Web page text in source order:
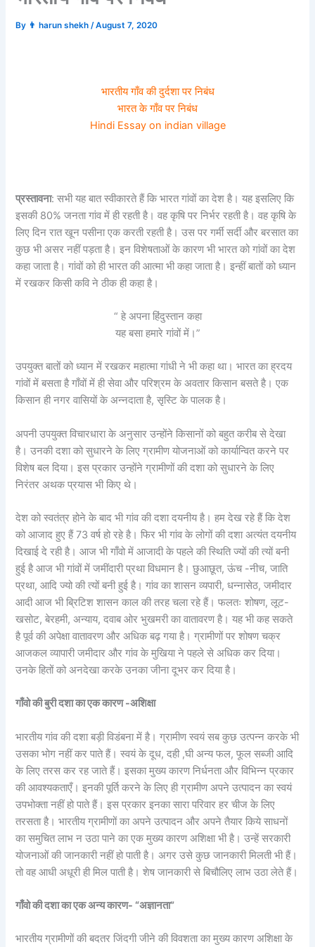
By 👨 harun shekh/August 7, 2020
भारतीय गाँव की दुर्दशा पर निबंध
भारत के गाँव पर निबंध
Hindi Essay on indian village
प्रस्तावना: सभी यह बात स्वीकारते हैं कि भारत गांवों का देश है। यह इसलिए कि
इसकी 80% जनता गांव में ही रहती है। वह कृषि पर निर्भर रहती है। वह कृषि के
लिए दिन रात खून पसीना एक करती रहती है। उस पर गर्मी सर्दी और बरसात का
कुछ भी असर नहीं पड़ता है। इन विशेषताओं के कारण भी भारत को गांवों का देश
कहा जाता है। गांवों को ही भारत की आत्मा भी कहा जाता है। इन्हीं बातों को ध्यान
में रखकर किसी कवि ने ठीक ही कहा है।
“ हे अपना हिंदुस्तान कहा
यह बसा हमारे गांवों में।”
उपयुक्त बातों को ध्यान में रखकर महात्मा गांधी ने भी कहा था। भारत का ह्रदय
गांवों में बसता है गाँवों में ही सेवा और परिश्रम के अवतार किसान बसते है। एक
किसान ही नगर वासियों के अन्नदाता है, सृस्टि के पालक है।
अपनी उपयुक्त विचारधारा के अनुसार उन्होंने किसानों को बहुत करीब से देखा
है। उनकी दशा को सुधारने के लिए ग्रामीण योजनाओं को कार्यान्वित करने पर
विशेष बल दिया। इस प्रकार उन्होंने ग्रामीणों की दशा को सुधारने के लिए
निरंतर अथक प्रयास भी किए थे।
देश को स्वतंत्र होने के बाद भी गांव की दशा दयनीय है। हम देख रहे हैं कि देश
को आजाद हुए हैं 73 वर्ष हो रहे है। फिर भी गांव के लोगों की दशा अत्यंत दयनीय
दिखाई दे रही है। आज भी गाँवो में आजादी के पहले की स्थिति ज्यों की त्यों बनी
हुई है आज भी गांवों में जमींदारी प्रथा विधमान है। छुआछूत, ऊंच -नीच, जाति
प्रथा, आदि ज्यो की त्यों बनी हुई है। गांव का शासन व्यपारी, धन्नासेठ, जमीदार
आदी आज भी ब्रिटिश शासन काल की तरह चला रहे हैं। फलतः शोषण, लूट-
खसोट, बेरहमी, अन्याय, दवाब ओर भुखमरी का वातावरण है। यह भी कह सकते
है पूर्व की अपेक्षा वातावरण और अधिक बढ़ गया है। ग्रामीणों पर शोषण चक्र
आजकल व्यापारी जमीदार और गांव के मुखिया ने पहले से अधिक कर दिया।
उनके हितों को अनदेखा करके उनका जीना दूभर कर दिया है।
गाँवो की बुरी दशा का एक कारण -अशिक्षा
भारतीय गांव की दशा बड़ी विडंबना में है। ग्रामीण स्वयं सब कुछ उत्पन्न करके भी
उसका भोग नहीं कर पाते हैं। स्वयं के दूध, दही ,घी अन्य फल, फूल सब्जी आदि
के लिए तरस कर रह जाते हैं। इसका मुख्य कारण निर्धनता और विभिन्न प्रकार
की आवश्यकताएँ। इनकी पूर्ति करने के लिए ही ग्रामीण अपने उत्पादन का स्वयं
उपभोक्ता नहीं हो पाते हैं। इस प्रकार इनका सारा परिवार हर चीज के लिए
तरसता है। भारतीय ग्रामीणों का अपने उत्पादन और अपने तैयार किये साधनों
का समुचित लाभ न उठा पाने का एक मुख्य कारण अशिक्षा भी है। उन्हें सरकारी
योजनाओं की जानकारी नहीं हो पाती है। अगर उसे कुछ जानकारी मिलती भी हैं।
तो वह आधी अधूरी ही मिल पाती है। शेष जानकारी से बिचौलिए लाभ उठा लेते हैं।
गाँवो की दशा का एक अन्य कारण- “अज्ञानता”
भारतीय ग्रामीणों की बदतर जिंदगी जीने की विवशता का मुख्य कारण अशिक्षा के